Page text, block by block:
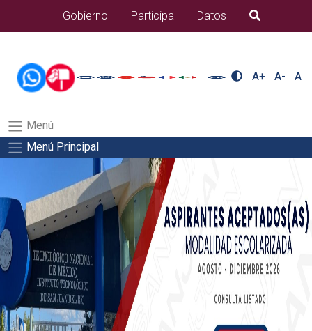
alumnos/residenciasSalida del comando:
Gobierno Participa Datos B�squeda
A+ A- A
Menú
Menú Principal